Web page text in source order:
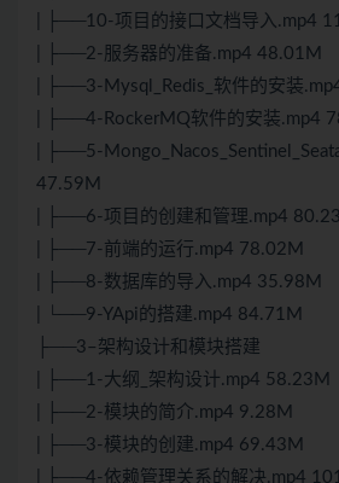
| ├──10-项目的接口文档导入.mp4
| ├──2-服务器的准备.mp4 48.01M
| ├──3-Mysql_Redis_软件的安装
| ├──4-RockerMQ软件的安装.mp4
| ├──5-
47.59M
| ├──6-项目的创建和管理.mp4
| ├──7-前端的运行.mp4 78.02M
| ├──8-数据库的导入.mp4 35.98M
| └──9-YApi的搭建.mp4 84.71M
├──3–架构设计和模块搭建
| ├──1-大纲_架构设计.mp4 58.23M
| ├──2-模块的简介.mp4 9.28M
| ├──3-模块的创建.mp4 69.43M
| ├──4-依赖管理关系的解决.mp4